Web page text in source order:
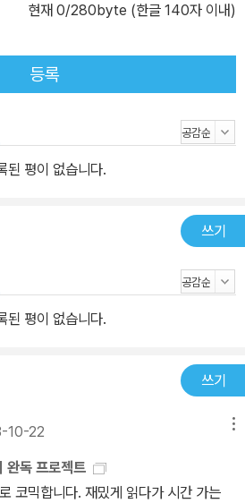
현재 0/280byte (한글 140자 이내)
등록
된 평이 없습니다.
쓰기
된 평이 없습니다.
쓰기
10-22
완독 프로젝트
코믹합니다. 재밌게 읽다가 시간 가는